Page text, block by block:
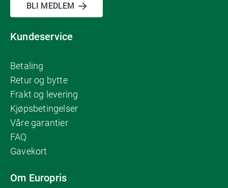
BLI MEDLEM
Kundeservice
Betaling
Retur og bytte
Frakt og levering
Kjøpsbetingelser
Våre garantier
FAQ
Gavekort
Om Europris